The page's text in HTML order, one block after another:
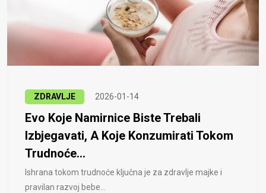
ZDRAVLJE 2026-01-14
Evo Koje Namirnice Biste Trebali
Izbjegavati, A Koje Konzumirati Tokom
Trudnoće...
Ishrana tokom trudnoće ključna je za zdravlje majke i
pravilan razvoj bebe...